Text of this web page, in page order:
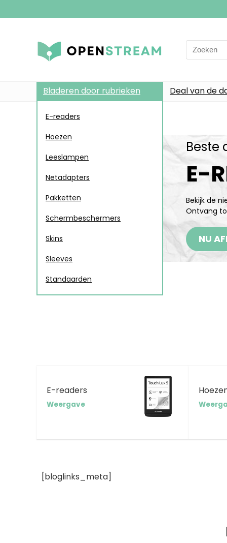
Bladeren door rubrieken
E-readers
Hoezen
Leeslampen
Netadapters
Pakketten
Schermbeschermers
Skins
Sleeves
Standaarden
Deal van de
Beste
E-
Bekijk de
Ontvang
NU
E-readers
Weergave
[bloglinks_meta]